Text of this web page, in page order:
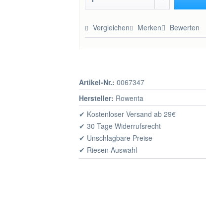
Vergleichen Merken Bewerten
Artikel-Nr.: 0067347
Hersteller: Rowenta
✔ Kostenloser Versand ab 29€
✔ 30 Tage Widerrufsrecht
✔ Unschlagbare Preise
✔ Riesen Auswahl